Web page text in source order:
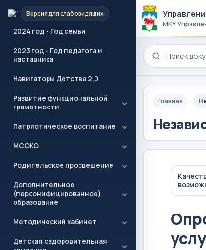
Версия для слабовидящих
Отечества
2024 год - Год семьи
2023 год - Год педагога и
наставника
Навигаторы Детства 2,0
Развитие функциональной
грамотности
Патриотическое воспитание
МСОКО
Родительское просвещение
Дополнительное
(персонифицированное)
образование
Методический кабинет
Детская оздоровительная
МКУ
Поиск по сайту
Главная